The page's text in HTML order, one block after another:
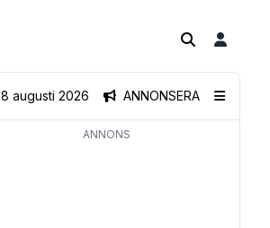
ANNONSERA
8 augusti 2026
ANNONS